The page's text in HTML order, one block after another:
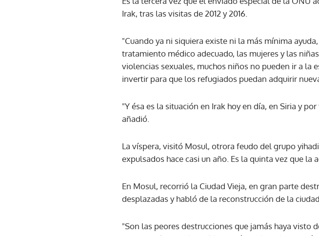
Gracias por
Irak, tras las visitas de 2012 y 2016.
"Cuando ya ni siquiera existe ni la más mínima
tratamiento médico adecuado, las mujeres y las
violencias sexuales, muchos niños no pueden ir a
invertir para que los refugiados puedan adquirir
"Y ésa es la situación en Irak hoy en día, en Siria y
añadió.
La víspera, visitó Mosul, otrora feudo del grupo
expulsados hace casi un año. Es la quinta vez que la
En Mosul, recorrió la Ciudad Vieja, en gran parte
desplazadas y habló de la reconstrucción de la ciudad.
"Son las peores destrucciones que jamás haya visto